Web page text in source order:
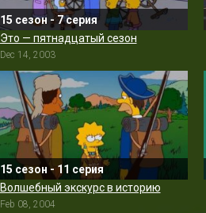
15 сезон - 7 серия
Это — пятнадцатый сезон
Dec 14, 2003
15 сезон - 11 серия
Волшебный экскурс в историю
Feb 08, 2004